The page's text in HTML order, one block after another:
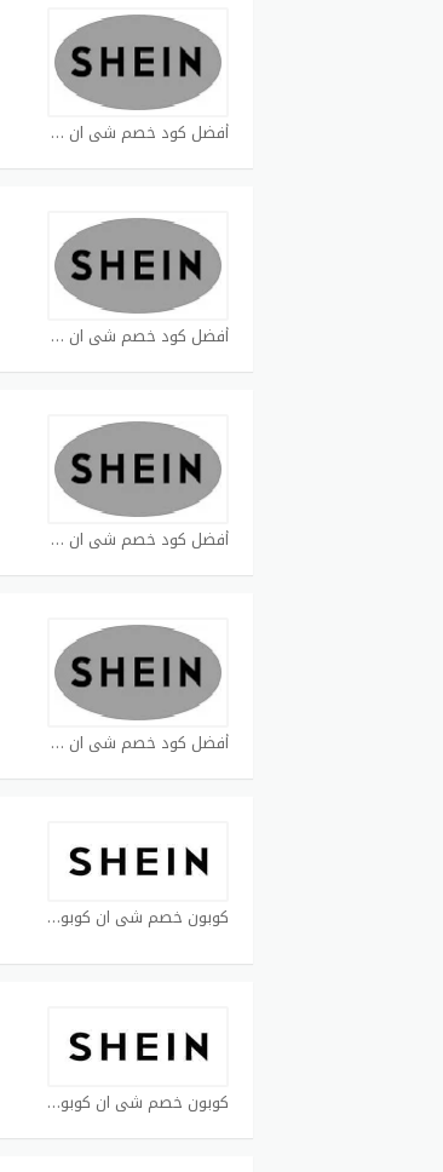
أفضل كود خصم شي ان كوبون
أفضل كود خصم شي ان كوبون
أفضل كود خصم شي ان كوبون
أفضل كود خصم شي ان كوبون
كوبون خصم شي ان كوبون
كوبون خصم شي ان كوبون